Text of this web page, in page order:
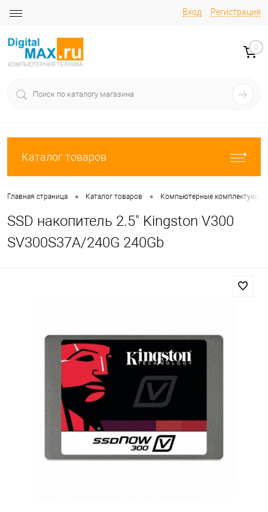
Вход Регистрация
0
Каталог товаров
Главная страница • Каталог товаров • Компьютерные
SSD накопитель 2.5" Kingston V300
SV300S37A/240G 240Gb